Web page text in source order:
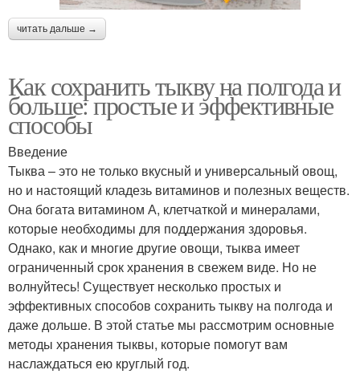
читать дальше →
Как сохранить тыкву на полгода и
больше: простые и эффективные
способы
Введение
Тыква – это не только вкусный и универсальный овощ,
но и настоящий кладезь витаминов и полезных веществ.
Она богата витамином А, клетчаткой и минералами,
которые необходимы для поддержания здоровья.
Однако, как и многие другие овощи, тыква имеет
ограниченный срок хранения в свежем виде. Но не
волнуйтесь! Существует несколько простых и
эффективных способов сохранить тыкву на полгода и
даже дольше. В этой статье мы рассмотрим основные
методы хранения тыквы, которые помогут вам
наслаждаться ею круглый год.